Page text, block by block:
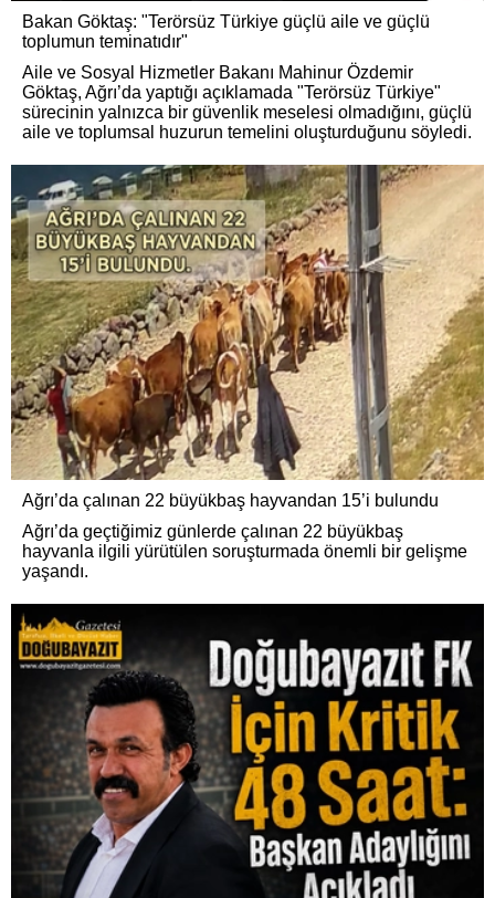
Bakan Göktaş: "Terörsüz Türkiye güçlü aile ve güçlü
toplumun teminatıdır"
Aile ve Sosyal Hizmetler Bakanı Mahinur Özdemir
Göktaş, Ağrı’da yaptığı açıklamada "Terörsüz Türkiye"
sürecinin yalnızca bir güvenlik meselesi olmadığını, güçlü
aile ve toplumsal huzurun temelini oluşturduğunu söyledi.
Ağrı’da çalınan 22 büyükbaş hayvandan 15’i bulundu
Ağrı’da geçtiğimiz günlerde çalınan 22 büyükbaş
hayvanla ilgili yürütülen soruşturmada önemli bir gelişme
yaşandı.